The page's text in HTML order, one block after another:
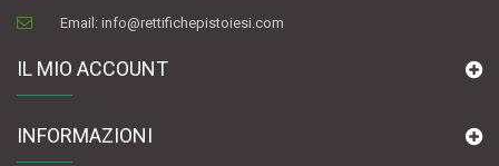
Email:info@rettifichepistoiesi.com
IL MIO ACCOUNT
INFORMAZIONI